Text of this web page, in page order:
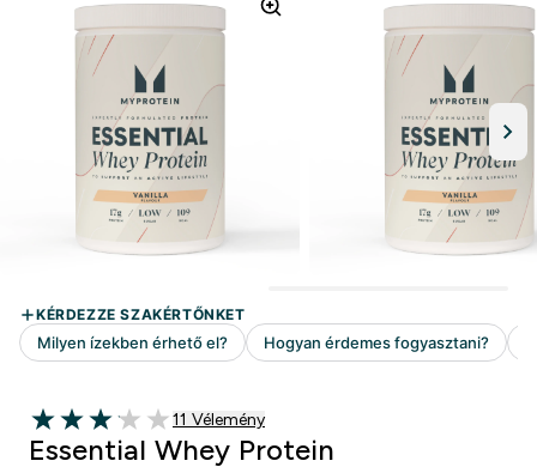
3.09 out of 5 stars
11 customer reviews
11 Vélemény
Essential Whey Protein